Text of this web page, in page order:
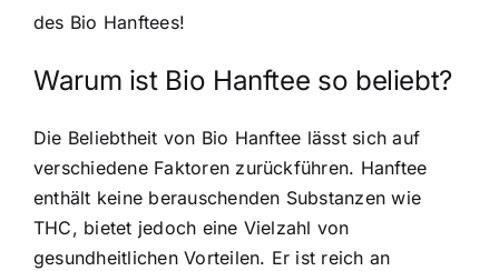
des Bio Hanftees!
Warum ist Bio Hanftee so beliebt?
Die Beliebtheit von Bio Hanftee lässt sich auf
verschiedene Faktoren zurückführen. Hanftee
enthält keine berauschenden Substanzen wie
THC, bietet jedoch eine Vielzahl von
gesundheitlichen Vorteilen. Er ist reich an